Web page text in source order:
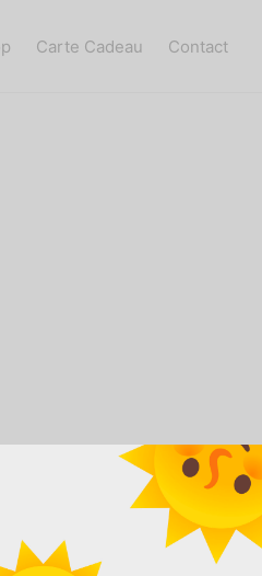
Carte Cadeau Contact